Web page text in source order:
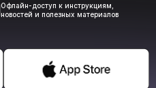
Офлайн-доступ к инструкциям,
новостей и полезных материалов